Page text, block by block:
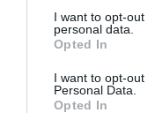
I want to opt-
personal data.
Opted In
I want to opt-
Personal Data.
Opted In
Νέοι
ΕΛΛΗΝΙΚΕΣ ΤΑΙΝΙΕΣ